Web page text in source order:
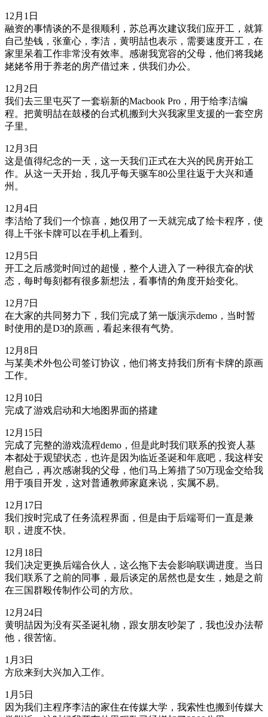
12月1日
融资的事情谈的不是很顺利，苏总再次建议我们应开工，就算
自己垫钱，张童心，李洁，黄明喆也表示，需要速度开工，在
家里呆着工作非常没有效率。感谢我宽容的父母，他们将我姥
姥姥爷用于养老的房产借过来，供我们办公。
12月2日
我们去三里屯买了一套崭新的Macbook Pro，用于给李洁编
程。把黄明喆在鼓楼的台式机搬到大兴我家里支援的一套空房
子里。
12月3日
这是值得纪念的一天，这一天我们正式在大兴的民房开始工
作。从这一天开始，我几乎每天驱车80公里往返于大兴和通
州。
12月4日
李洁给了我们一个惊喜，她仅用了一天就完成了绘卡程序，使
得上千张卡牌可以在手机上看到。
12月5日
开工之后感觉时间过的超慢，整个人进入了一种很亢奋的状
态，每时每刻都有很多新想法，看事情的角度开始变化。
12月7日
在大家的共同努力下，我们完成了第一版演示demo，当时暂
时使用的是D3的原画，看起来很有气势。
12月8日
与某美术外包公司签订协议，他们将支持我们所有卡牌的原画
工作。
12月10日
完成了游戏启动和大地图界面的搭建
12月15日
完成了完整的游戏流程demo，但是此时我们联系的投资人基
本都处于观望状态，也许是因为临近圣诞和年底吧，我这样安
慰自己，再次感谢我的父母，他们马上筹措了50万现金交给我
用于项目开发，这对普通教师家庭来说，实属不易。
12月17日
我们按时完成了任务流程界面，但是由于后端哥们一直是兼
职，进度不快。
12月18日
我们决定更换后端合伙人，这么拖下去会影响联调进度。当日
我们联系了之前的同事，最后谈定的居然也是女生，她是之前
在三国群殴传制作公司的方欣。
12月24日
黄明喆因为没有买圣诞礼物，跟女朋友吵架了，我也没办法帮
他，很苦恼。
1月3日
方欣来到大兴加入工作。
1月5日
因为我们主程序李洁的家住在传媒大学，我索性也搬到传媒大